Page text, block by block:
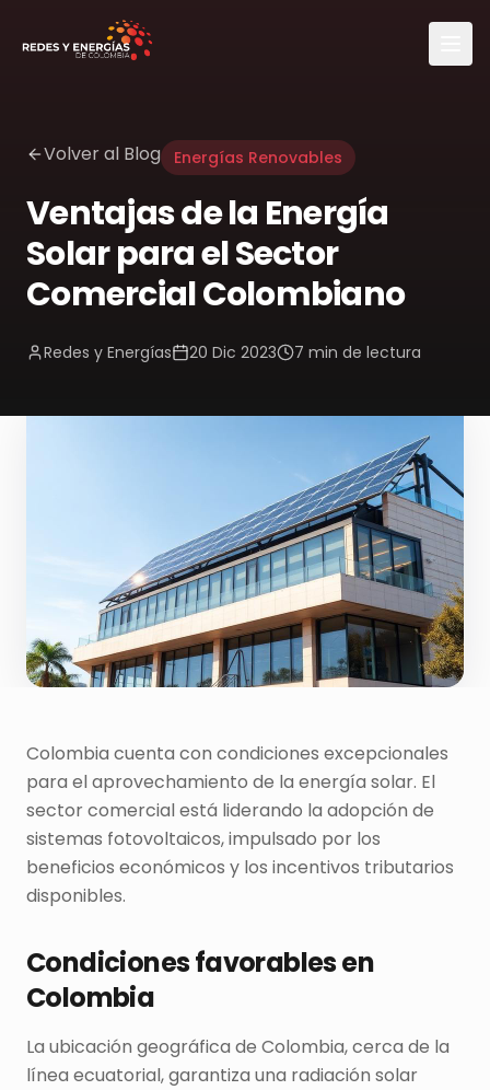
Volver al Blog Energías Renovables
Ventajas de la Energía
Solar para el Sector
Comercial Colombiano
Redes y Energías 20 Dic 2023 7 min de lectura
Colombia cuenta con condiciones excepcionales
para el aprovechamiento de la energía solar. El
sector comercial está liderando la adopción de
sistemas fotovoltaicos, impulsado por los
beneficios económicos y los incentivos tributarios
disponibles.
Condiciones favorables en
Colombia
La ubicación geográfica de Colombia, cerca de la
línea ecuatorial, garantiza una radiación solar